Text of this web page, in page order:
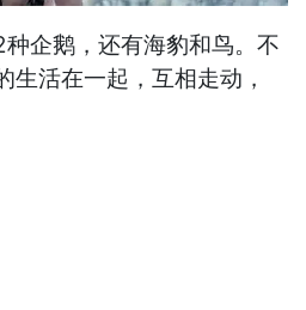
企鹅，还有海豹和鸟。不
生活在一起，互相走动，